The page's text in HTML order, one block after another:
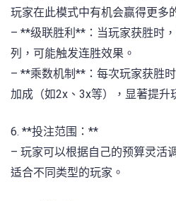
玩家在此模式中有机会赢得更多
– **级联胜利**：当玩家获胜时
列，可能触发连胜效果。
– **乘数机制**：每次玩家获胜
加成（如2x、3x等），显著提升
6. **投注范围：**
– 玩家可以根据自己的预算灵活
适合不同类型的玩家。